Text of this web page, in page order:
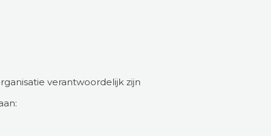
verantwoordelijk zijn